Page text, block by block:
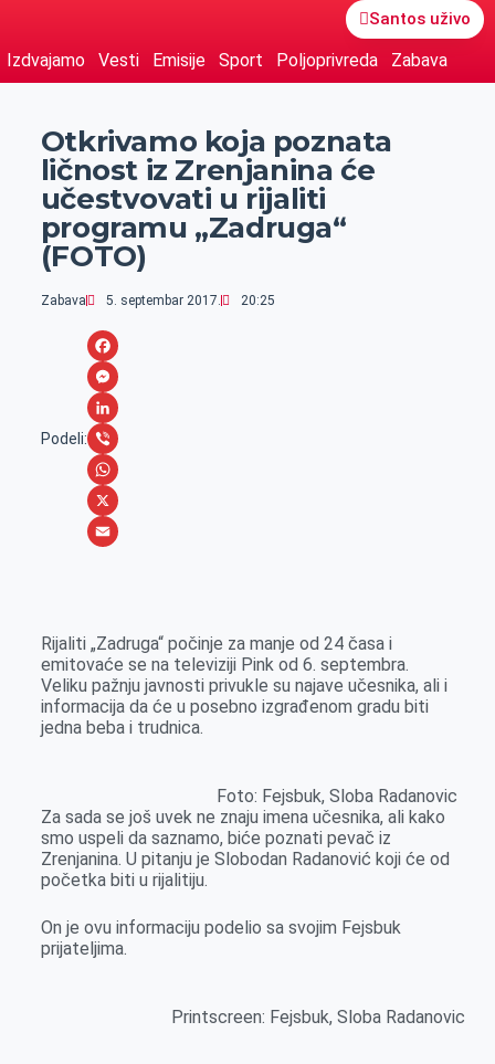
Santos uživo
Izdvajamo Vesti Emisije Sport Poljoprivreda Zabava
Otkrivamo koja poznata
ličnost iz Zrenjanina će
učestvovati u rijaliti
programu „Zadruga“
(FOTO)
Zabava 5. septembar 2017. 20:25
Podeli:
F
a
c
e
b
o
M
e
s
s
e
r
L
i
n
k
n
V
i
b
W
h
A
p
p
X
i
Rijaliti „Zadruga“ počinje za manje od 24 časa i
emitovaće se na televiziji Pink od 6. septembra.
Veliku pažnju javnosti privukle su najave učesnika, ali i
informacija da će u posebno izgrađenom gradu biti
jedna beba i trudnica.
Foto: Fejsbuk, Sloba Radanovic
Za sada se još uvek ne znaju imena učesnika, ali kako
smo uspeli da saznamo, biće poznati pevač iz
Zrenjanina. U pitanju je Slobodan Radanović koji će od
početka biti u rijalitiju.
On je ovu informaciju podelio sa svojim Fejsbuk
prijateljima.
Printscreen: Fejsbuk, Sloba Radanovic